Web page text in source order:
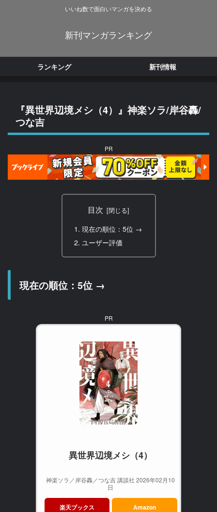
いいね数で面白いマンガを決める
新刊マンガランキング
ランキング 新刊情報
『異世界辺境メシ（4）』神楽ソラ/岸谷轟/
つな吉
PR
目次
現在の順位：5位 →
ユーザー評価
現在の順位：5位 →
PR
異世界辺境メシ（4）
神楽ソラ／岸谷轟／つな吉 講談社 2026年02月10
日
楽天ブックス Amazon